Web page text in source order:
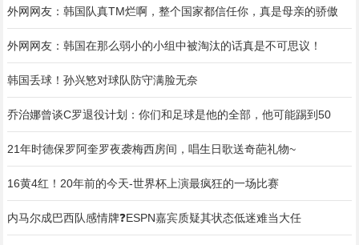
外网网友：韩国队真TM烂啊，整个国家都信任你，真是母亲的骄傲
外网网友：韩国在那么弱小的小组中被淘汰的话真是不可思议！
韩国丢球！孙兴慜对球队防守满脸无奈
乔治娜曾谈C罗退役计划：你们和足球是他的全部，他可能踢到50
21年时德保罗阿奎罗夜袭梅西房间，唱生日歌送奇葩礼物~
16黄4红！20年前的今天-世界杯上演最疯狂的一场比赛
内马尔成巴西队感情牌❓️ESPN嘉宾质疑其状态低迷难当大任